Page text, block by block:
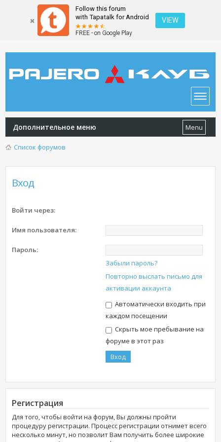
Follow this forum
with Tapatalk for Android
FREE - on Google Play
VIEW
Дополнительное меню Menu
Список форумов
Вход
Войти через:
Имя пользователя:
Пароль:
Забыли пароль?
Повторно выслать письмо для
активации аккаунта
Автоматически входить при
каждом посещении
Скрыть мое пребывание на
форуме в этот раз
Регистрация
Для того, чтобы войти на форум, Вы должны пройти
процедуру регистрации. Процесс регистрации отнимет всего
несколько минут, но позволит Вам получить более широкие